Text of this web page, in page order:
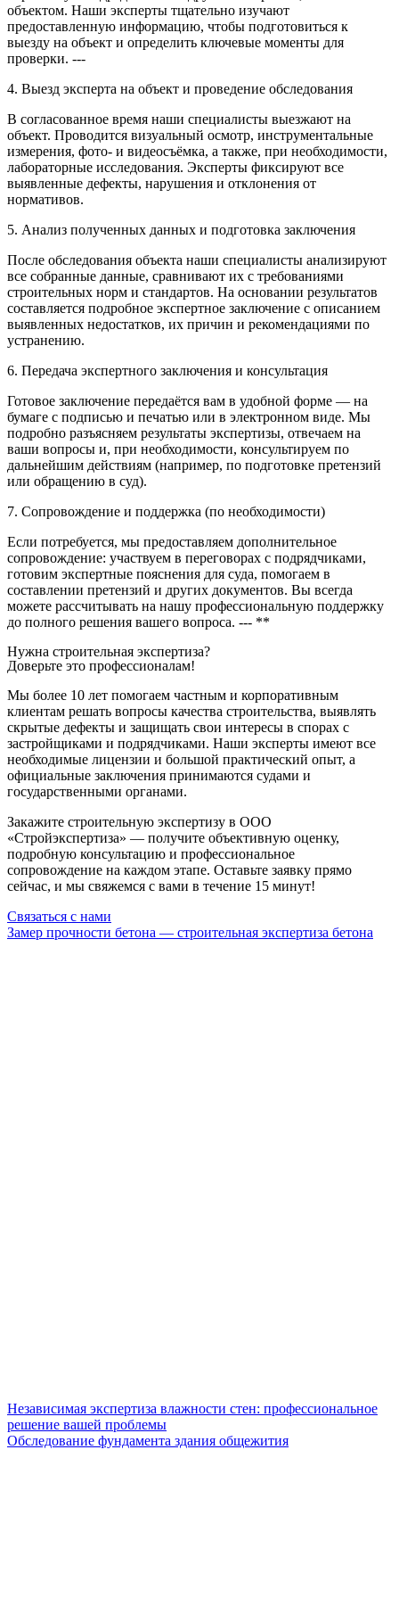
объектом. Наши эксперты тщательно изучают
предоставленную информацию, чтобы подготовиться к
выезду на объект и определить ключевые моменты для
проверки. ---
4. Выезд эксперта на объект и проведение обследования
В согласованное время наши специалисты выезжают на
объект. Проводится визуальный осмотр, инструментальные
измерения, фото- и видеосъёмка, а также, при необходимости,
лабораторные исследования. Эксперты фиксируют все
выявленные дефекты, нарушения и отклонения от
нормативов.
5. Анализ полученных данных и подготовка заключения
После обследования объекта наши специалисты анализируют
все собранные данные, сравнивают их с требованиями
строительных норм и стандартов. На основании результатов
составляется подробное экспертное заключение с описанием
выявленных недостатков, их причин и рекомендациями по
устранению.
6. Передача экспертного заключения и консультация
Готовое заключение передаётся вам в удобной форме — на
бумаге с подписью и печатью или в электронном виде. Мы
подробно разъясняем результаты экспертизы, отвечаем на
ваши вопросы и, при необходимости, консультируем по
дальнейшим действиям (например, по подготовке претензий
или обращению в суд).
7. Сопровождение и поддержка (по необходимости)
Если потребуется, мы предоставляем дополнительное
сопровождение: участвуем в переговорах с подрядчиками,
готовим экспертные пояснения для суда, помогаем в
составлении претензий и других документов. Вы всегда
можете рассчитывать на нашу профессиональную поддержку
до полного решения вашего вопроса. --- **
Нужна строительная экспертиза?
Доверьте это профессионалам!
Мы более 10 лет помогаем частным и корпоративным
клиентам решать вопросы качества строительства, выявлять
скрытые дефекты и защищать свои интересы в спорах с
застройщиками и подрядчиками. Наши эксперты имеют все
необходимые лицензии и большой практический опыт, а
официальные заключения принимаются судами и
государственными органами.
Закажите строительную экспертизу в ООО
«Стройэкспертиза» — получите объективную оценку,
подробную консультацию и профессиональное
сопровождение на каждом этапе. Оставьте заявку прямо
сейчас, и мы свяжемся с вами в течение 15 минут!
Связаться с нами
Замер прочности бетона — строительная экспертиза бетона
Независимая экспертиза влажности стен: профессиональное
решение вашей проблемы
Обследование фундамента здания общежития